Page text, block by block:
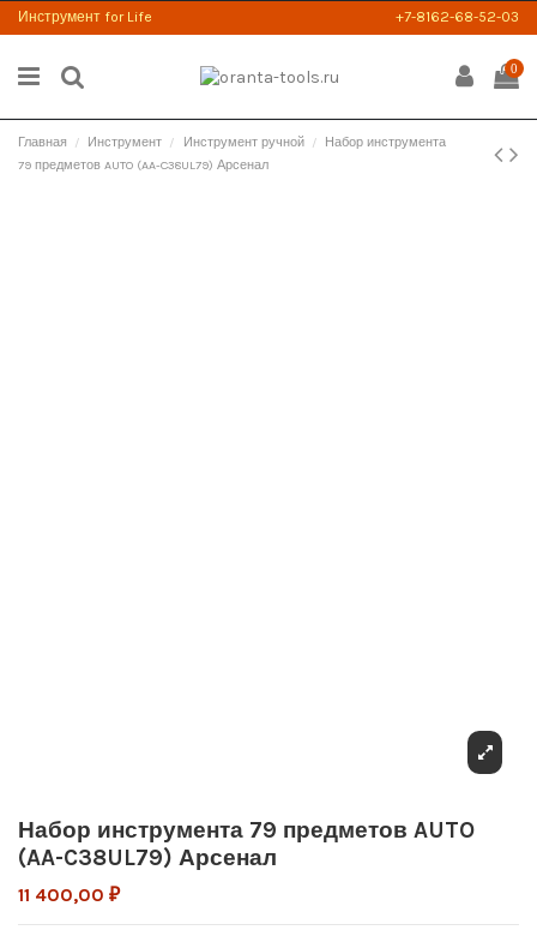
Инструмент for Life +7-8162-68-52-03
0
Главная Инструмент Инструмент ручной
Набор инструмента
79 предметов AUTO (AA-C38UL79) Арсенал
Набор инструмента 79 предметов AUTO
(AA-C38UL79) Арсенал
11 400,00 ₽